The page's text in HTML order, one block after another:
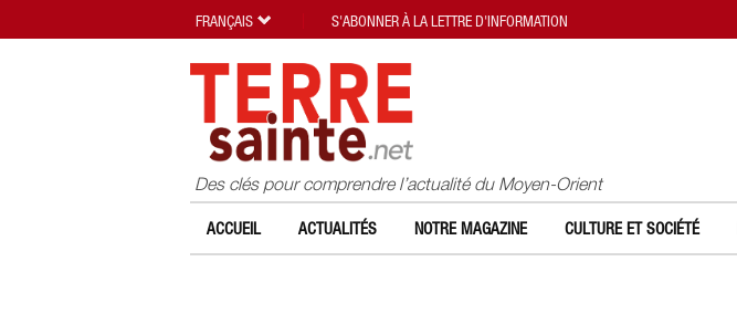
Des clés pour comprendre l’actualité du Moyen-Orient
ACCUEIL ACTUALITÉS NOTRE MAGAZINE CULTURE ET SOCIÉTÉ
FRANÇAIS S'ABONNER À LA LETTRE D'INFORMATION